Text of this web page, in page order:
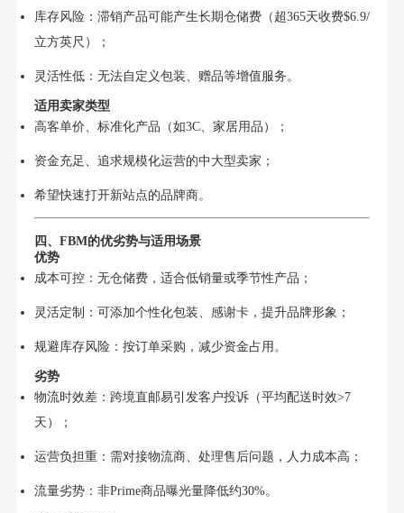
库存风险：滞销产品可能产生长期仓储费（超365天收费$6.9/
立方英尺）；
灵活性低：无法自定义包装、赠品等增值服务。
适用卖家类型
高客单价、标准化产品（如3C、家居用品）；
资金充足、追求规模化运营的中大型卖家；
希望快速打开新站点的品牌商。
四、FBM的优劣势与适用场景
优势
成本可控：无仓储费，适合低销量或季节性产品；
灵活定制：可添加个性化包装、感谢卡，提升品牌形象；
规避库存风险：按订单采购，减少资金占用。
劣势
物流时效差：跨境直邮易引发客户投诉（平均配送时效>7
天）；
运营负担重：需对接物流商、处理售后问题，人力成本高；
流量劣势：非Prime商品曝光量降低约30%。